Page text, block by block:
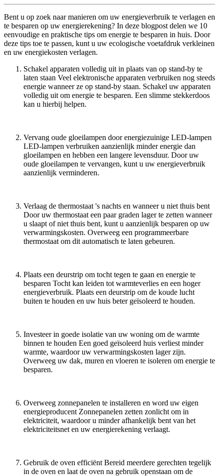
Bent u op zoek naar manieren om uw energieverbruik te verlagen en
te besparen op uw energierekening? In deze blogpost delen we 10
eenvoudige en praktische tips om energie te besparen in huis. Door
deze tips toe te passen, kunt u uw ecologische voetafdruk verkleinen
en uw energiekosten verlagen.
Schakel apparaten volledig uit in plaats van op stand-by te
laten staan Veel elektronische apparaten verbruiken nog steeds
energie wanneer ze op stand-by staan. Schakel uw apparaten
volledig uit om energie te besparen. Een slimme stekkerdoos
kan u hierbij helpen.
Vervang oude gloeilampen door energiezuinige LED-lampen
LED-lampen verbruiken aanzienlijk minder energie dan
gloeilampen en hebben een langere levensduur. Door uw
oude gloeilampen te vervangen, kunt u uw energieverbruik
aanzienlijk verminderen.
Verlaag de thermostaat 's nachts en wanneer u niet thuis bent
Door uw thermostaat een paar graden lager te zetten wanneer
u slaapt of niet thuis bent, kunt u aanzienlijk besparen op uw
verwarmingskosten. Overweeg een programmeerbare
thermostaat om dit automatisch te laten gebeuren.
Plaats een deurstrip om tocht tegen te gaan en energie te
besparen Tocht kan leiden tot warmteverlies en een hoger
energieverbruik. Plaats een deurstrip om de koude lucht
buiten te houden en uw huis beter geïsoleerd te houden.
Investeer in goede isolatie van uw woning om de warmte
binnen te houden Een goed geïsoleerd huis verliest minder
warmte, waardoor uw verwarmingskosten lager zijn.
Overweeg uw dak, muren en vloeren te isoleren om energie te
besparen.
Overweeg zonnepanelen te installeren en word uw eigen
energieproducent Zonnepanelen zetten zonlicht om in
elektriciteit, waardoor u minder afhankelijk bent van het
elektriciteitsnet en uw energierekening verlaagt.
Gebruik de oven efficiënt Bereid meerdere gerechten tegelijk
in de oven en laat de oven na gebruik openstaan om de